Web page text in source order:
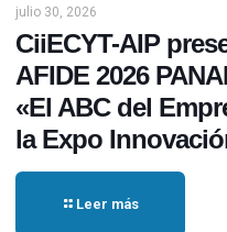
julio 30, 2026
CiiECYT-AIP
AFIDE 2026
«El ABC del
la Expo
Leer más